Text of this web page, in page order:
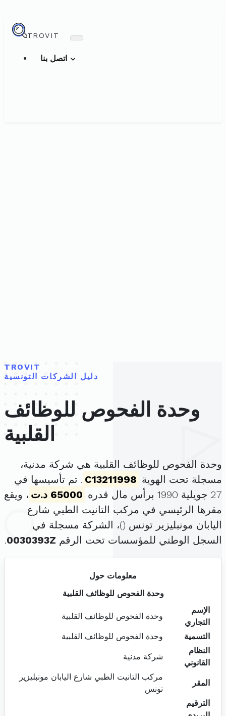
TROVIT
TROVIT
دليل الشركات التونسية
وحدة الفحوص للوظائف
القلبية
وحدة الفحوص للوظائف القلبية هي شركة مدنية،
مسجلة تحت الهوية C13211998 . تم تأسيسها في
27 جويلية 1990 برأس مال قدره
65000 د.ت
، ويقع
مقرها الرئيسي في مركب التانيت الطبي شارع
اليابان مونبليزير تونس ()، الشركة مسجلة في
السجل الوطني للمؤسسات تحت الرقم 0030393Z
.
معلومات حول
وحدة الفحوص للوظائف القلبية
الإسم
التجاري
وحدة الفحوص للوظائف القلبية
التسمية
وحدة الفحوص للوظائف القلبية
النظام
القانوني
شركة مدنية
المقر
مركب التانيت الطبي شارع اليابان مونبليزير
تونس
الترقيم